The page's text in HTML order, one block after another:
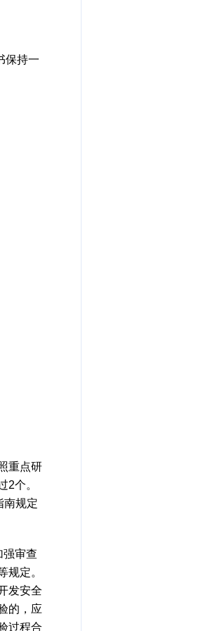
保持一
重点研
2个。
南规定
强审查
定。
发安全
的，应
过程合